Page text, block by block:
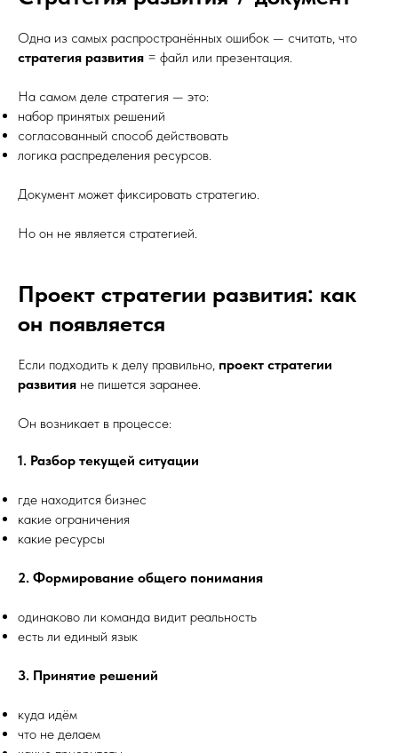
Одна из самых распространённых ошибок — считать, что
стратегия развития = файл или презентация.
На самом деле стратегия — это:
набор принятых решений
согласованный способ действовать
логика распределения ресурсов.
Документ может фиксировать стратегию.
Но он не является стратегией.
Проект стратегии развития: как
он появляется
Если подходить к делу правильно, проект стратегии
развития не пишется заранее.
Он возникает в процессе:
1. Разбор текущей ситуации
где находится бизнес
какие ограничения
какие ресурсы
2. Формирование общего понимания
одинаково ли команда видит реальность
есть ли единый язык
3. Принятие решений
куда идём
что не делаем